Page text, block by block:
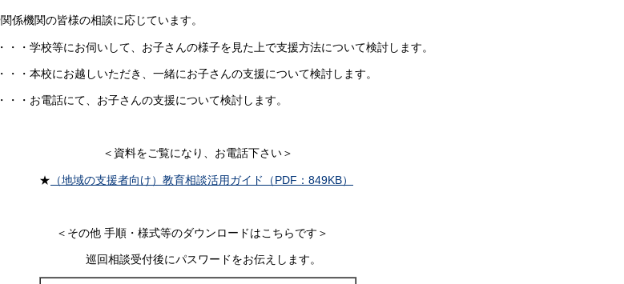
係機関の皆様の相談に応じています。
・学校等にお伺いして、お子さんの様子を見た上で支援方法について検討します。
・本校にお越しいただき、一緒にお子さんの支援について検討します。
・お電話にて、お子さんの支援について検討します。
＜資料をご覧になり、お電話下さい＞
★ （地域の支援者向け）教育相談活用ガイド（PDF：849KB）
＜その他 手順・様式等のダウンロードはこちらです＞
巡回相談受付後にパスワードをお伝えします。